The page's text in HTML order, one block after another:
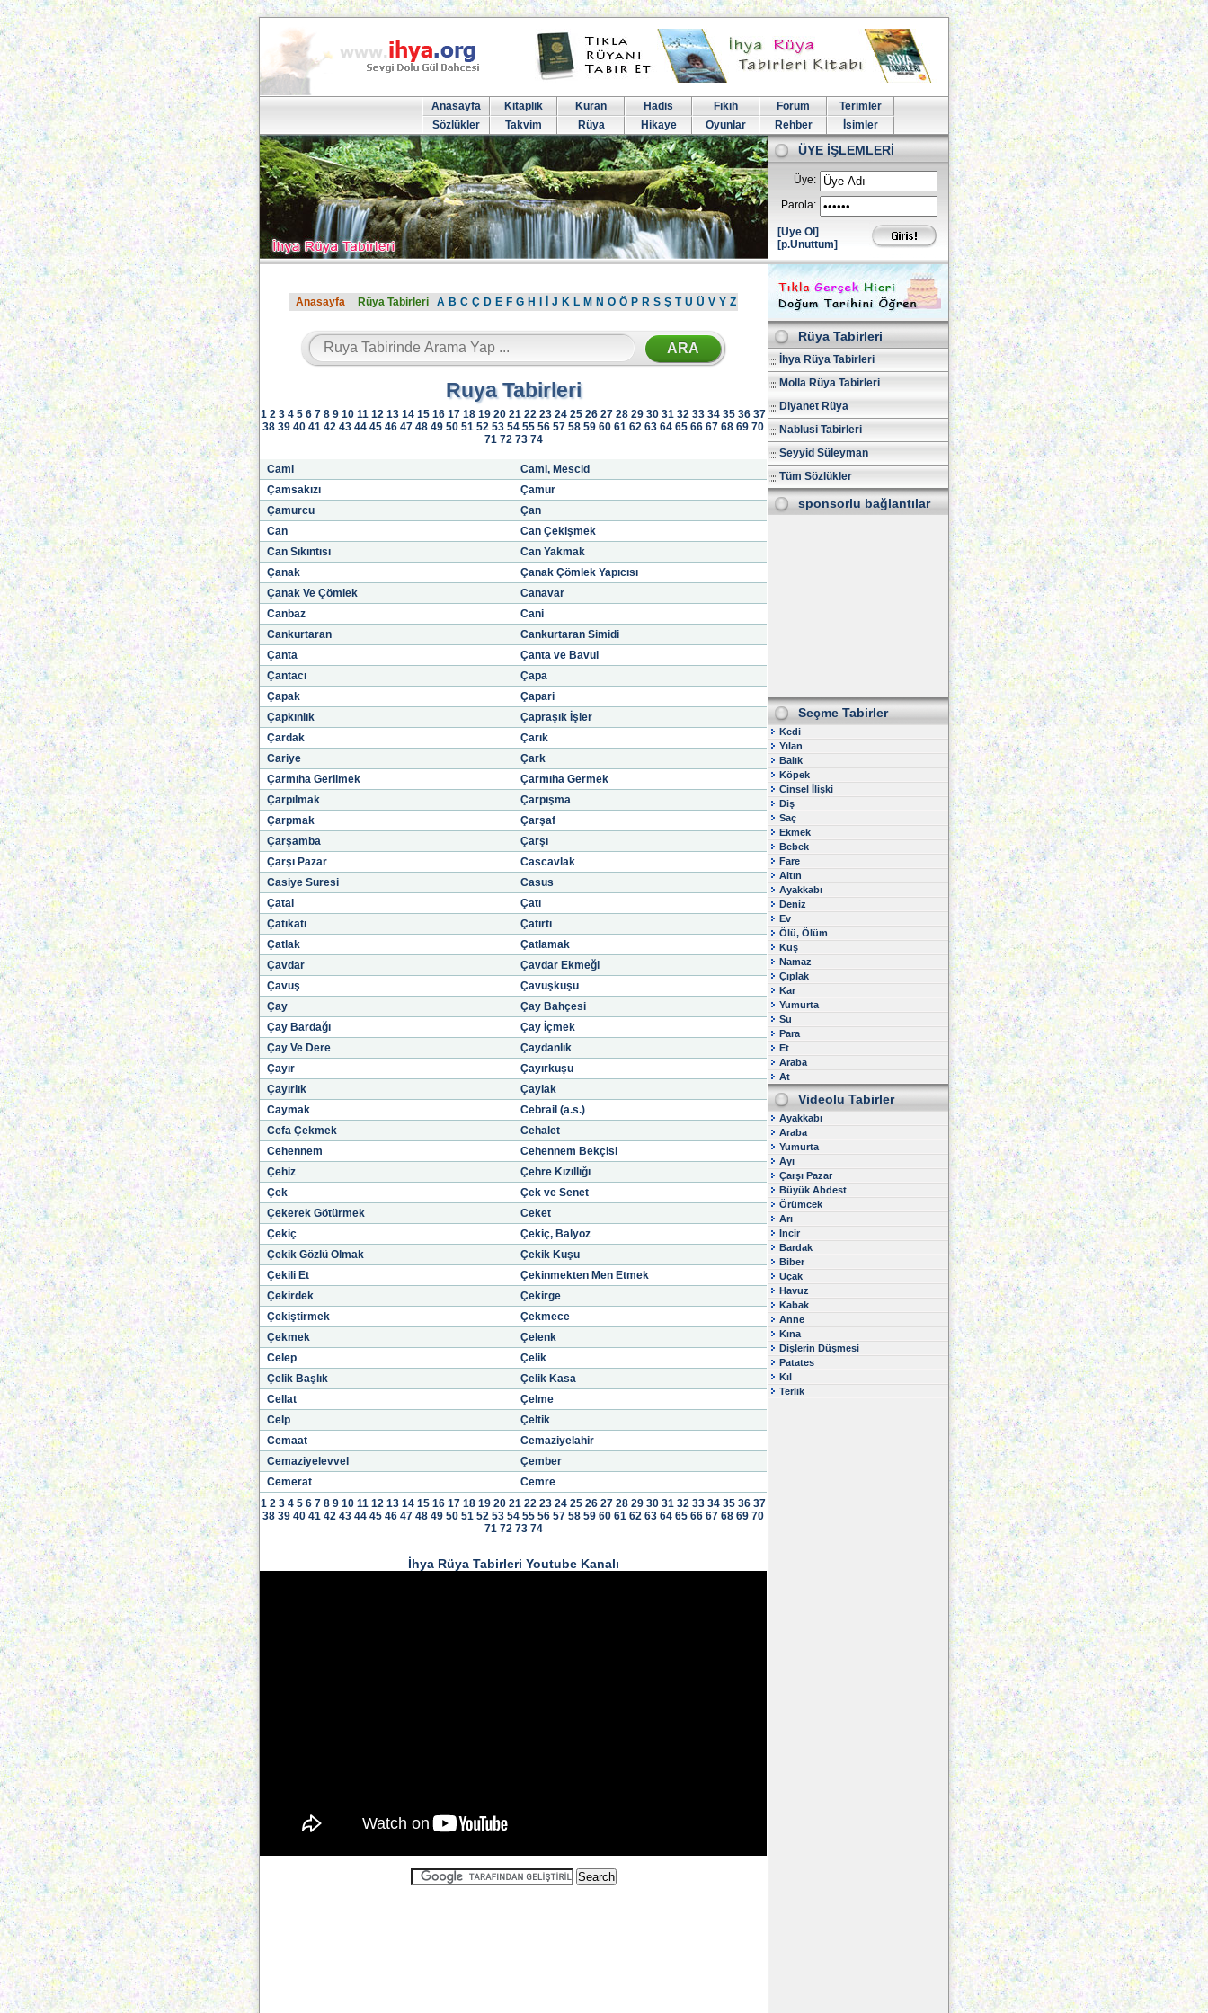
Anasayfa Kitaplik Kuran Hadis Fıkıh Forum
Terimler
Sözlükler
Takvim Rüya Hikaye Oyunlar Rehber İsimler
ÜYE İŞLEMLERİ
Üye:
Parola:
[Üye Ol]
[p.Unuttum]
Anasayfa Rüya Tabirleri A B C Ç D E F G H J K L M N O Ö P R S Ş T U Ü V Y Z
Ruya Tabirleri
1 2 3 4 5 6 7 8 9 10 11 12 13 14 15 16 17 18 19 20 21 22 23 24 25 26 27 28 29 30 31 32 33 34 35 36 37
38 39 40 41 42 43 44 45 46 47 48 49 50 51 52 53 54 55 56 57 58 59 60 61 62 63 64 65 66 67 68 69 70
71 72 73 74
Cami
Cami, Mescid
Çamsakızı
Çamur
Çamurcu
Çan
Can
Can Çekişmek
Can Sıkıntısı
Can Yakmak
Çanak
Çanak Çömlek Yapıcısı
Çanak Ve Çömlek
Canavar
Canbaz
Cani
Cankurtaran
Cankurtaran Simidi
Çanta
Çanta ve Bavul
Çantacı
Çapa
Çapak
Çapari
Çapkınlık
Çapraşık İşler
Çardak
Çarık
Cariye
Çark
Çarmıha Gerilmek
Çarmıha Germek
Çarpılmak
Çarpışma
Çarpmak
Çarşaf
Çarşamba
Çarşı
Çarşı Pazar
Cascavlak
Casiye Suresi
Casus
Çatal
Çatı
Çatıkatı
Çatırtı
Çatlak
Çatlamak
Çavdar
Çavdar Ekmeği
Çavuş
Çavuşkuşu
Çay
Çay Bahçesi
Çay Bardağı
Çay İçmek
Çay Ve Dere
Çaydanlık
Çayır
Çayırkuşu
Çayırlık
Çaylak
Caymak
Cebrail (a.s.)
Cefa Çekmek
Cehalet
Cehennem
Cehennem Bekçisi
Çehiz
Çehre Kızıllığı
Çek
Çek ve Senet
Çekerek Götürmek
Ceket
Çekiç
Çekiç, Balyoz
Çekik Gözlü Olmak
Çekik Kuşu
Çekili Et
Çekinmekten Men Etmek
Çekirdek
Çekirge
Çekiştirmek
Çekmece
Çekmek
Çelenk
Celep
Çelik
Çelik Başlık
Çelik Kasa
Cellat
Çelme
Celp
Çeltik
Cemaat
Cemaziyelahir
Cemaziyelevvel
Çember
Cemerat
Cemre
1 2 3 4 5 6 7 8 9 10 11 12 13 14 15 16 17 18 19 20 21 22 23 24 25 26 27 28 29 30 31 32 33 34 35 36 37
38 39 40 41 42 43 44 45 46 47 48 49 50 51 52 53 54 55 56 57 58 59 60 61 62 63 64 65 66 67 68 69 70
71 72 73 74
İhya Rüya Tabirleri Youtube Kanalı
Rüya Tabirleri
İhya Rüya Tabirleri
Molla Rüya Tabirleri
Diyanet Rüya
Nablusi Tabirleri
Seyyid Süleyman
Tüm Sözlükler
sponsorlu bağlantılar
Seçme Tabirler
Kedi
Yılan
Balık
Köpek
Cinsel İlişki
Diş
Saç
Ekmek
Bebek
Fare
Altın
Ayakkabı
Deniz
Ev
Ölü, Ölüm
Kuş
Namaz
Çıplak
Kar
Yumurta
Su
Para
Et
Araba
At
Videolu Tabirler
Ayakkabı
Araba
Yumurta
Ayı
Çarşı Pazar
Büyük Abdest
Örümcek
Arı
İncir
Bardak
Biber
Uçak
Havuz
Kabak
Anne
Kına
Dişlerin Düşmesi
Patates
Kıl
Terlik